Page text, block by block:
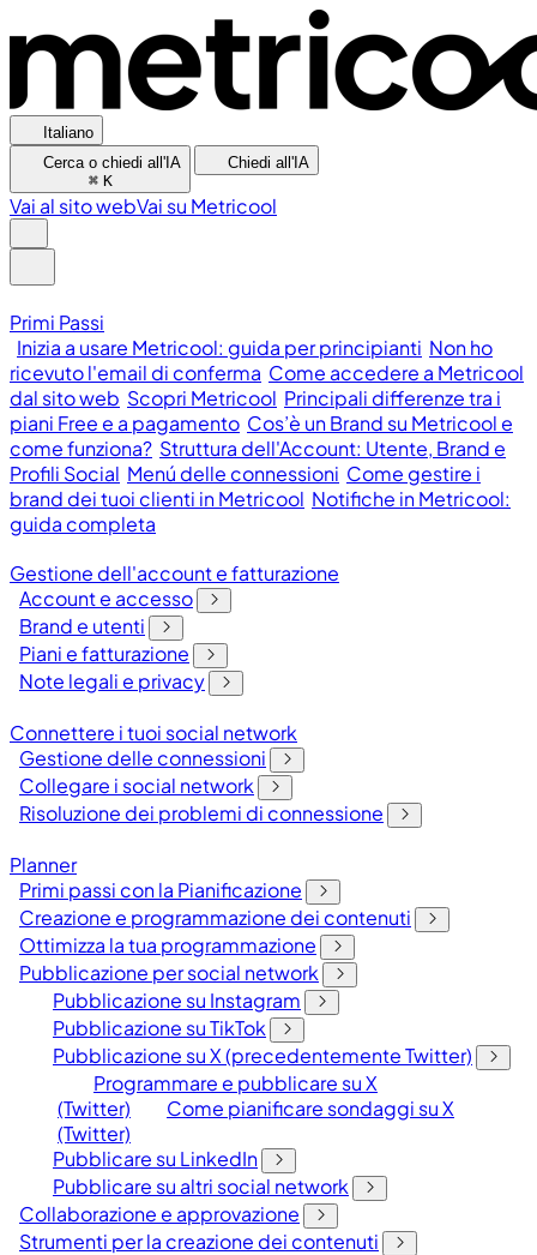
Italiano
Cerca o chiedi all'IA
⌘ K
Chiedi all'IA
Vai al sito webVai su Metricool
Primi Passi
Inizia a usare Metricool: guida per principianti Non ho
ricevuto l'email di conferma Come accedere a Metricool
dal sito web Scopri Metricool Principali differenze tra i
piani Free e a pagamento Cos’è un Brand su Metricool e
come funziona? Struttura dell'Account: Utente, Brand e
Profili Social Menú delle connessioni Come gestire i
brand dei tuoi clienti in Metricool Notifiche in Metricool:
guida completa
Gestione dell'account e fatturazione
Account e accesso
Brand e utenti
Piani e fatturazione
Note legali e privacy
Connettere i tuoi social network
Gestione delle connessioni
Collegare i social network
Risoluzione dei problemi di connessione
Planner
Primi passi con la Pianificazione
Creazione e programmazione dei contenuti
Ottimizza la tua programmazione
Pubblicazione per social network
Pubblicazione su Instagram
Pubblicazione su TikTok
Pubblicazione su X (precedentemente Twitter)
Programmare e pubblicare su X
(Twitter)
Come pianificare sondaggi su X
(Twitter)
Pubblicare su LinkedIn
Pubblicare su altri social network
Collaborazione e approvazione
Strumenti per la creazione dei contenuti